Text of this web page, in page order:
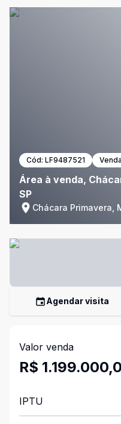
Cód: LF9487521 Venda
Área à venda,
SP
Chácara Primavera,
Agendar visita
Valor venda
R$
IPTU